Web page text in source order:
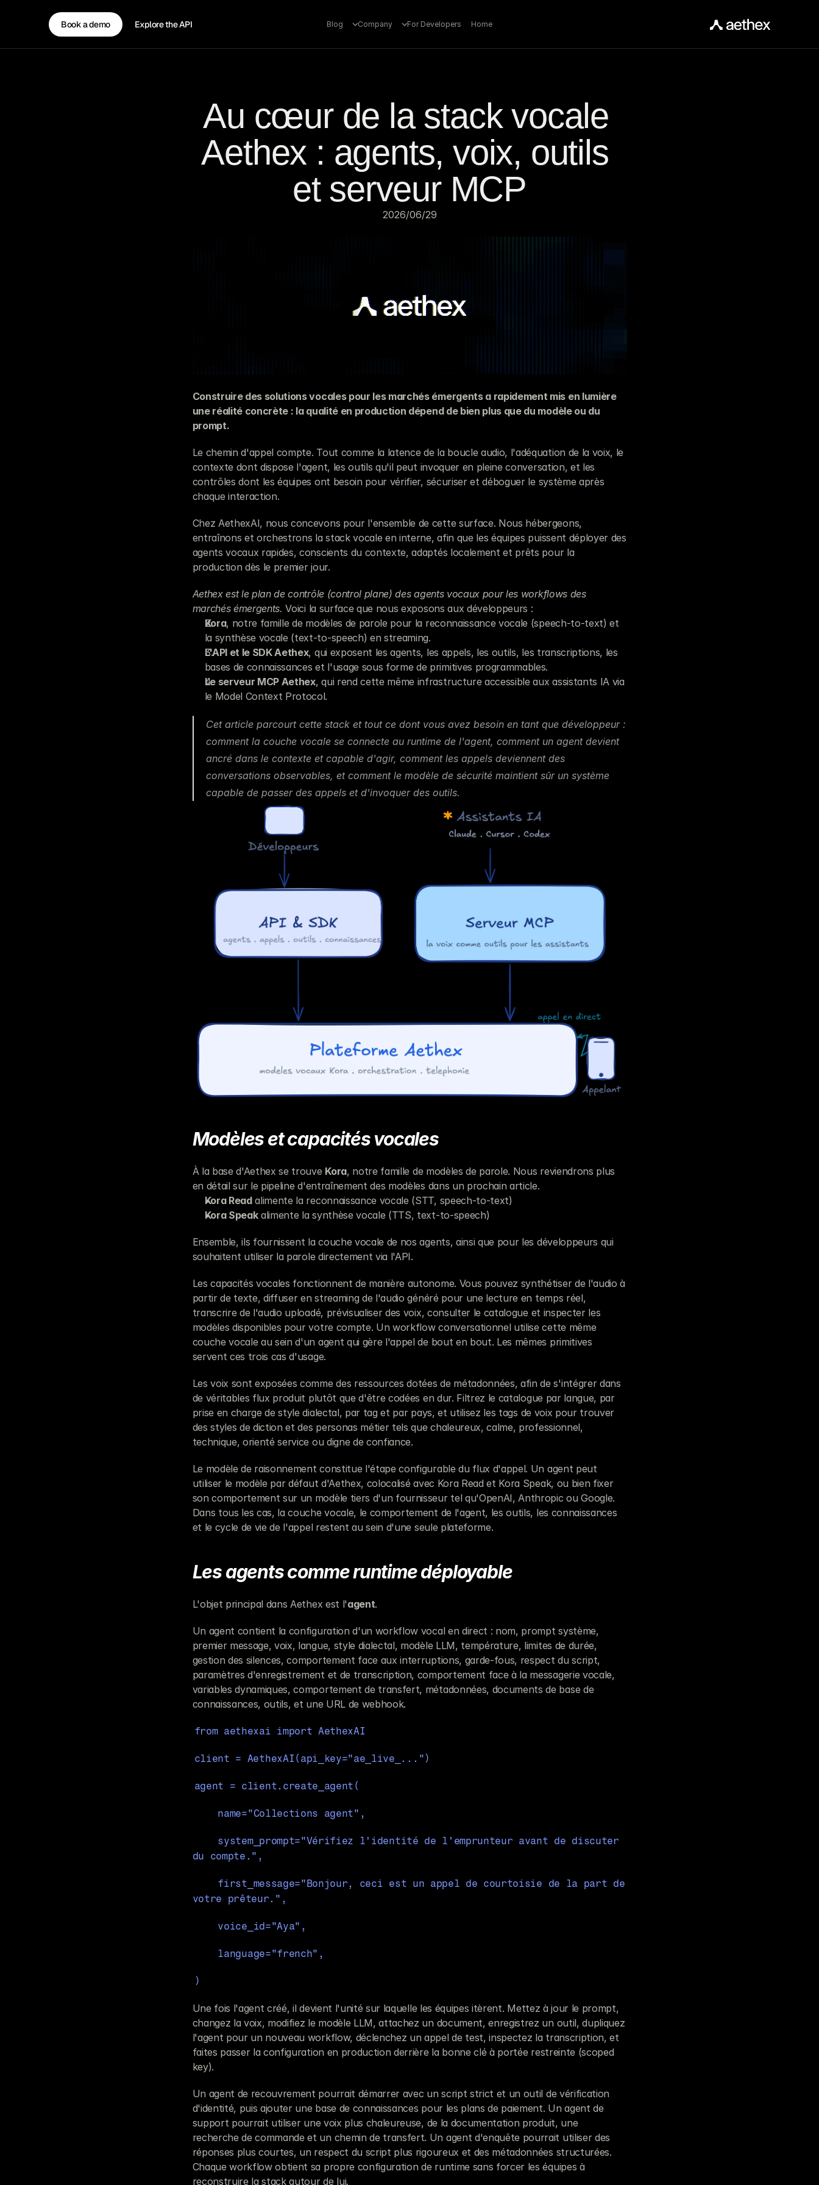
Home
For Developers
Company
Blog
Explore the API
Book a demo
Au cœur de la stack vocale
Aethex : agents, voix, outils
et serveur MCP
29‏/06‏/2026
Construire des solutions vocales pour les marchés émergents a rapidement mis en lumière
une réalité concrète : la qualité en production dépend de bien plus que du modèle ou du
prompt.
Le chemin d'appel compte. Tout comme la latence de la boucle audio, l'adéquation de la voix, le
contexte dont dispose l'agent, les outils qu'il peut invoquer en pleine conversation, et les
contrôles dont les équipes ont besoin pour vérifier, sécuriser et déboguer le système après
chaque interaction.
Chez AethexAI, nous concevons pour l'ensemble de cette surface. Nous hébergeons,
entraînons et orchestrons la stack vocale en interne, afin que les équipes puissent déployer des
agents vocaux rapides, conscients du contexte, adaptés localement et prêts pour la
production dès le premier jour.
Aethex est le plan de contrôle (control plane) des agents vocaux pour les workflows des
marchés émergents. Voici la surface que nous exposons aux développeurs :
Kora, notre famille de modèles de parole pour la reconnaissance vocale (speech-to-text) et
la synthèse vocale (text-to-speech) en streaming.
L'API et le SDK Aethex, qui exposent les agents, les appels, les outils, les transcriptions, les
bases de connaissances et l'usage sous forme de primitives programmables.
Le serveur MCP Aethex, qui rend cette même infrastructure accessible aux assistants IA via
le Model Context Protocol.
Cet article parcourt cette stack et tout ce dont vous avez besoin en tant que développeur :
comment la couche vocale se connecte au runtime de l'agent, comment un agent devient
ancré dans le contexte et capable d'agir, comment les appels deviennent des
conversations observables, et comment le modèle de sécurité maintient sûr un système
capable de passer des appels et d'invoquer des outils.
Modèles et capacités vocales
À la base d'Aethex se trouve Kora, notre famille de modèles de parole. Nous reviendrons plus
en détail sur le pipeline d'entraînement des modèles dans un prochain article.
Kora Read alimente la reconnaissance vocale (STT, speech-to-text)
Kora Speak alimente la synthèse vocale (TTS, text-to-speech)
Ensemble, ils fournissent la couche vocale de nos agents, ainsi que pour les développeurs qui
souhaitent utiliser la parole directement via l'API.
Les capacités vocales fonctionnent de manière autonome. Vous pouvez synthétiser de l'audio à
partir de texte, diffuser en streaming de l'audio généré pour une lecture en temps réel,
transcrire de l'audio uploadé, prévisualiser des voix, consulter le catalogue et inspecter les
modèles disponibles pour votre compte. Un workflow conversationnel utilise cette même
couche vocale au sein d'un agent qui gère l'appel de bout en bout. Les mêmes primitives
servent ces trois cas d'usage.
Les voix sont exposées comme des ressources dotées de métadonnées, afin de s'intégrer dans
de véritables flux produit plutôt que d'être codées en dur. Filtrez le catalogue par langue, par
prise en charge de style dialectal, par tag et par pays, et utilisez les tags de voix pour trouver
des styles de diction et des personas métier tels que chaleureux, calme, professionnel,
technique, orienté service ou digne de confiance.
Le modèle de raisonnement constitue l'étape configurable du flux d'appel. Un agent peut
utiliser le modèle par défaut d'Aethex, colocalisé avec Kora Read et Kora Speak, ou bien fixer
son comportement sur un modèle tiers d'un fournisseur tel qu'OpenAI, Anthropic ou Google.
Dans tous les cas, la couche vocale, le comportement de l'agent, les outils, les connaissances
et le cycle de vie de l'appel restent au sein d'une seule plateforme.
Les agents comme runtime déployable
L'objet principal dans Aethex est l'agent.
Un agent contient la configuration d'un workflow vocal en direct : nom, prompt système,
premier message, voix, langue, style dialectal, modèle LLM, température, limites de durée,
gestion des silences, comportement face aux interruptions, garde-fous, respect du script,
paramètres d'enregistrement et de transcription, comportement face à la messagerie vocale,
variables dynamiques, comportement de transfert, métadonnées, documents de base de
connaissances, outils, et une URL de webhook.
from aethexai import AethexAI
client = AethexAI(api_key="ae_live_...")
agent = client.create_agent(
    name="Collections agent",
du compte.",
votre prêteur.",
    voice_id="Aya",
    language="french",
)
Une fois l'agent créé, il devient l'unité sur laquelle les équipes itèrent. Mettez à jour le prompt,
changez la voix, modifiez le modèle LLM, attachez un document, enregistrez un outil, dupliquez
l'agent pour un nouveau workflow, déclenchez un appel de test, inspectez la transcription, et
faites passer la configuration en production derrière la bonne clé à portée restreinte (scoped
key).
Un agent de recouvrement pourrait démarrer avec un script strict et un outil de vérification
d'identité, puis ajouter une base de connaissances pour les plans de paiement. Un agent de
support pourrait utiliser une voix plus chaleureuse, de la documentation produit, une
recherche de commande et un chemin de transfert. Un agent d'enquête pourrait utiliser des
réponses plus courtes, un respect du script plus rigoureux et des métadonnées structurées.
Chaque workflow obtient sa propre configuration de runtime sans forcer les équipes à
reconstruire la stack autour de lui.